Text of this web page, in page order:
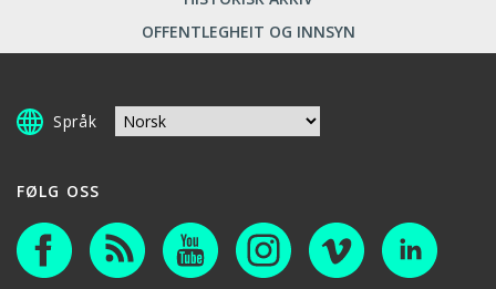
OFFENTLEGHEIT OG INNSYN
Språk
FØLG OSS